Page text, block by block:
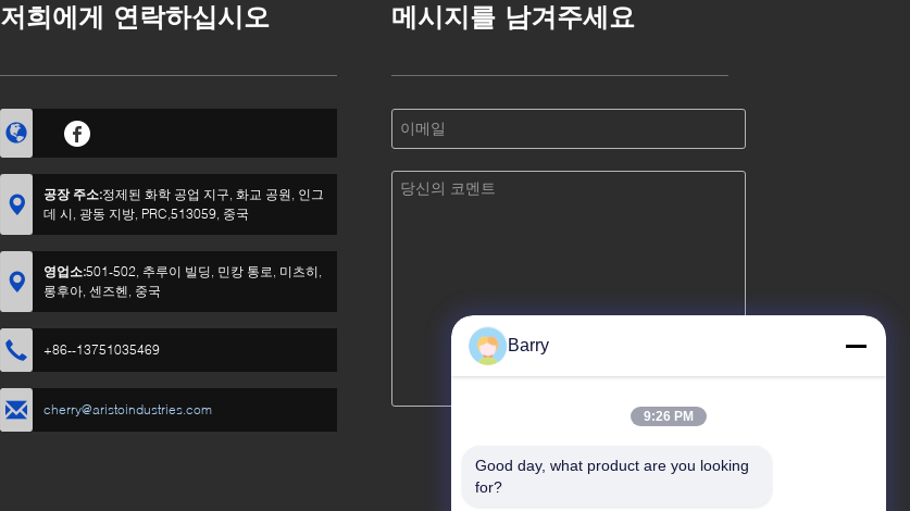
저희에게 연락하십시오
공장 주소:정제된 화학 공업 지구, 화교 공원, 인그
데 시, 광동 지방, PRC,513059, 중국
영업소:501-502, 추루이 빌딩, 민캉 통로, 미츠히,
롱후아, 센즈헨, 중국
+86--13751035469
cherry@aristoindustries.com
메시지를 남겨주세요
Barry
9:26 PM
Good day, what product are you looking
for?